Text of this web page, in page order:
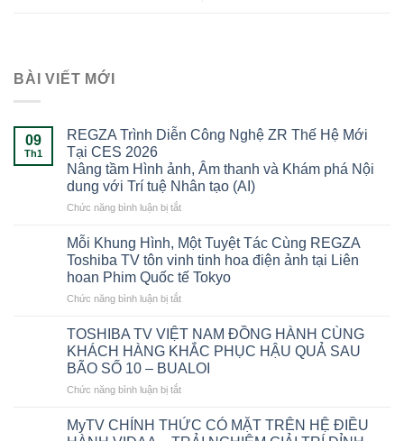
BÀI VIẾT MỚI
09
Th1
REGZA Trình Diễn Công Nghệ ZR Thế Hệ Mới
Tại CES 2026
Nâng tầm Hình ảnh, Âm thanh và Khám phá Nội
dung với Trí tuệ Nhân tạo (AI)
Chức năng bình luận bị tắtở
Trình
Diễn
Công
Nghệ
ZR
Hệ
Mới
Tại
CES
2026
tầm
Hình
Mỗi Khung Hình, Một Tuyệt Tác Cùng REGZA
Toshiba TV tôn vinh tinh hoa điện ảnh tại Liên
hoan Phim Quốc tế Tokyo
Chức năng bình luận bị tắtở
Khung
Hình,
Một
Tuyệt
Tác
REGZA
Toshiba
TOSHIBA TV VIỆT NAM ĐỒNG HÀNH CÙNG
KHÁCH HÀNG KHẮC PHỤC HẬU QUẢ SAU
BÃO SỐ 10 – BUALOI
Chức năng bình luận bị tắtở
TV
VIỆT
MyTV CHÍNH THỨC CÓ MẶT TRÊN HỆ ĐIỀU